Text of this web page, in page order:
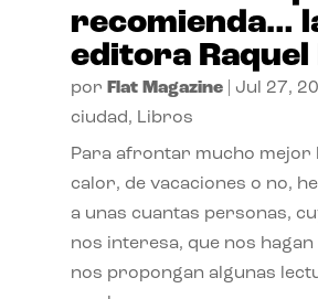
recomienda…
editora Raquel
por Flat Magazine| Jul 27,
ciudad, Libros
Para afrontar mucho mejor
calor, de vacaciones o no,
a unas cuantas personas,
nos interesa, que nos
nos propongan algunas